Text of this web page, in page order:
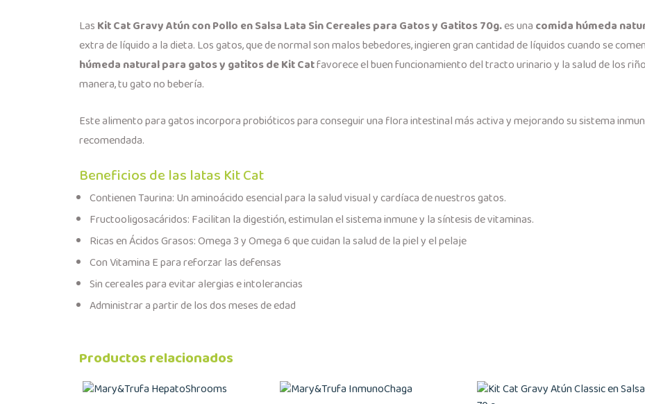
LasKit Cat Gravy Atún con Pollo en Salsa Lata Sin Cereales para Gatos y Gatitos 70g.es unacomida húmeda
extra de líquido a la dieta. Los gatos, que de normal son malos bebedores, ingieren gran cantidad de líquidos cuando se
húmeda natural para gatos y gatitos de Kit Catfavorece el buen funcionamiento del tracto urinario y la salud de los
manera, tu gato no bebería.
Este alimento para gatos incorpora probióticos para conseguir una flora intestinal más activa y mejorando su sistema
recomendada.
Beneficios de las latas Kit Cat
Contienen Taurina: Un aminoácido esencial para la salud visual y cardíaca de nuestros gatos.
Fructooligosacáridos: Facilitan la digestión, estimulan el sistema inmune y la síntesis de vitaminas.
Ricas en Ácidos Grasos: Omega 3 y Omega 6 que cuidan la salud de la piel y el pelaje
Con Vitamina E para reforzar las defensas
Sin cereales para evitar alergias e intolerancias
Administrar a partir de los dos meses de edad
Productos relacionados